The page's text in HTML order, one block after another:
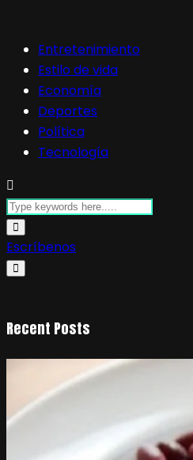
Entretenimiento
Estilo de vida
Economía
Deportes
Política
Tecnología
Escríbenos
Recent Posts